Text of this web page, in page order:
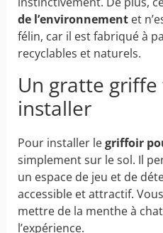
de l’environnementet
félin, car il est fabriqué à
recyclables et naturels.
Un gratte griffe
installer
Pour installer legriffoir
simplement sur le sol. Il
un espace de jeu et de
accessible et attractif.
mettre de la menthe à
l’expérience.